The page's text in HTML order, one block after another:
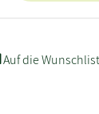
Auf die